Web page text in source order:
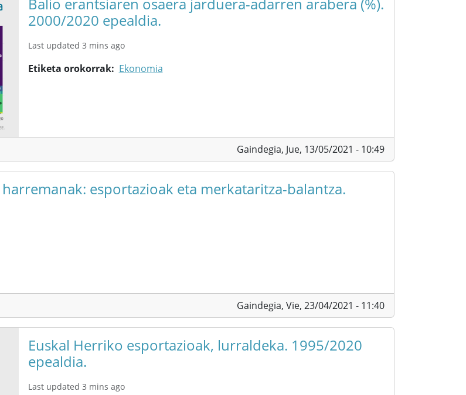
2000/2020 epealdia.
Last updated 3 mins ago
Etiketa orokorrak Ekonomia
Gaindegia, Jue, 13/05/2021 - 10:49
esportazioak eta merkataritza-balantza.
Gaindegia, Vie, 23/04/2021 - 11:40
Euskal Herriko esportazioak, lurraldeka. 1995/2020
epealdia.
Last updated 3 mins ago